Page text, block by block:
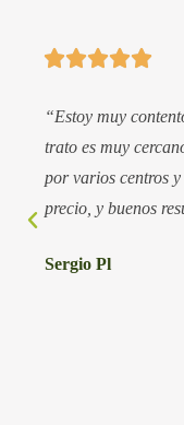

“Estoy muy
trato es muy
por varios centros
precio, y buenos
Sergio Pl